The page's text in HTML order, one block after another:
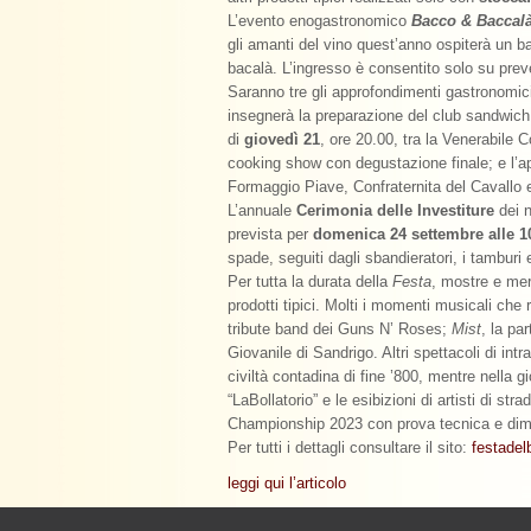
L’evento enogastronomico Bacco &
gli amanti del vino quest’anno ospiterà un
bacalà. L’ingresso è consentito solo su
Saranno tre gli approfondimenti
insegnerà la preparazione del club
di giovedì 21, ore 20.00, tra la Venerabile
cooking show con degustazione finale; e
Formaggio Piave, Confraternita del Cavallo
L’annuale Cerimonia delle Investiture dei
prevista per domenica 24 settembre alle
spade, seguiti dagli sbandieratori, i tamburi
Per tutta la durata della Festa, mostre e
prodotti tipici. Molti i momenti musicali che
tribute band dei Guns N’ Roses; Mist, la
Giovanile di Sandrigo. Altri spettacoli di
civiltà contadina di fine ’800, mentre nella
“LaBollatorio” e le esibizioni di artisti di
Championship 2023 con prova tecnica e
Per tutti i dettagli consultare il sito:
leggi qui l’articolo